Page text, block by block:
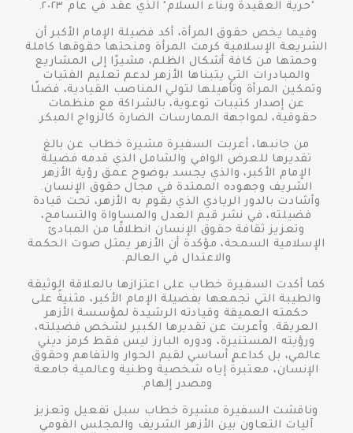
"حرية العقيدة وبناء السلام" الذي عقد في عام ٢٠٢٣.
وفيما يخص حقوق المرأة، أكد فضيلة الإمام الأكبر أن
الشريعة الإسلامية كرمت المرأة ومنحتها حقوقها كاملة
وحمتها من كافة أشكال الظلم، مشيرًا إلى المشاريع
والمبادرات التي يتبناها الأزهر لدعم تعليم الفتيات
وتمكين المرأة وتأهيلها لتولي المناصب القيادية، فضلًا
عن إصدار كتيبات توعوية، بالشراكة مع منظمات
حقوقية، لمواجهة الممارسات الضارة كالزواج المبكر.
من جانبها، أعربت السفيرة مشيرة خطاب عن بالغ
تقديرها للعرض الوافي والشامل الذي قدمه فضيلة
الإمام الأكبر، والذي يجسد بوضوح عمق رؤية الأزهر
الشريف وجهوده الممتدة في مجال حقوق الإنسان.
وأشادت بالدور الريادي الذي يقوم به الأزهر، تحت قيادة
فضيلته، في نشر قيم العدل والمساواة والتسامح،
وتعزيز ثقافة حقوق الإنسان انطلاقًا من المبادئ
الإسلامية السمحة، مؤكدة أن الأزهر يمثل صوت الحكمة
والاعتدال في العالم.
كما أكدت السفيرة خطاب على اعتزازها بالعلاقة الوثيقة
والطيبة التي تجمعها بفضيلة الإمام الأكبر، مثنيةً على
حكمته العميقة وقيادته الرشيدة لمؤسسة الأزهر
العريقة. وأعربت عن تقديرها الكبير لشخص فضيلته،
ورؤيته المستنيرة، ودوره البارز ليس فقط كرمز ديني
عالمي، بل كداعم أساسي لقيم الحوار والتفاهم وحقوق
الإنسان، معتبرةً إياه شخصية وطنية وعالمية جامعة
ومصدر إلهام.
وناقشت السفيرة مشيرة خطاب سبل تفعيل وتعزيز
آليات التعاون بين الأزهر الشريف والمجلس القومي